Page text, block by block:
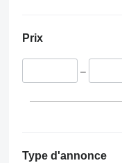
Prix
–
Type d'annonce